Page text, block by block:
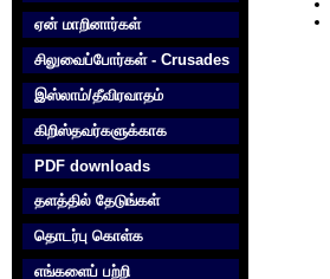
ஏன் மாறினார்கள்
சிலுவைப்போர்கள் - Crusades
இஸ்லாம்/தீவிரவாதம்
கிறிஸ்தவர்களுக்காக‌
PDF downloads
தளத்தில் தேடுங்கள்
தொடர்பு கொள்க‌
எங்களைப் பற்றி